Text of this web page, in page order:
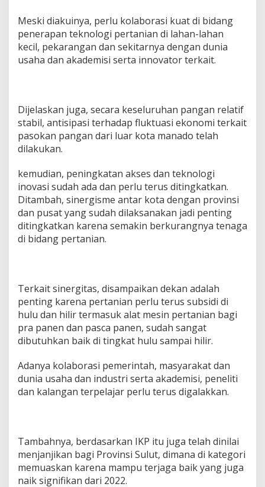
Meski diakuinya, perlu kolaborasi kuat di bidang
penerapan teknologi pertanian di lahan-lahan
kecil, pekarangan dan sekitarnya dengan dunia
usaha dan akademisi serta innovator terkait.
Dijelaskan juga, secara keseluruhan pangan relatif
stabil, antisipasi terhadap fluktuasi ekonomi terkait
pasokan pangan dari luar kota manado telah
dilakukan.
kemudian, peningkatan akses dan teknologi
inovasi sudah ada dan perlu terus ditingkatkan.
Ditambah, sinergisme antar kota dengan provinsi
dan pusat yang sudah dilaksanakan jadi penting
ditingkatkan karena semakin berkurangnya tenaga
di bidang pertanian.
Terkait sinergitas, disampaikan dekan adalah
penting karena pertanian perlu terus subsidi di
hulu dan hilir termasuk alat mesin pertanian bagi
pra panen dan pasca panen, sudah sangat
dibutuhkan baik di tingkat hulu sampai hilir.
Adanya kolaborasi pemerintah, masyarakat dan
dunia usaha dan industri serta akademisi, peneliti
dan kalangan terpelajar perlu terus digalakkan.
Tambahnya, berdasarkan IKP itu juga telah dinilai
menjanjikan bagi Provinsi Sulut, dimana di kategori
memuaskan karena mampu terjaga baik yang juga
naik signifikan dari 2022.